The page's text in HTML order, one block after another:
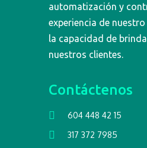
automatización y
experiencia de
la capacidad de
nuestros clientes.
Contáctenos
604 448 42 15
317 372 7985